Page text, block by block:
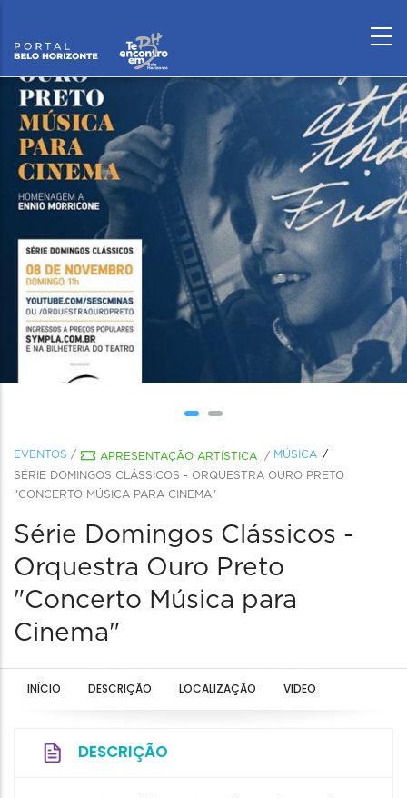
EVENTOS / APRESENTAÇÃO ARTÍSTICA / MÚSICA
SÉRIE DOMINGOS CLÁSSICOS - ORQUESTRA OURO PRETO
"CONCERTO MÚSICA PARA CINEMA"
Série Domingos Clássicos -
Orquestra Ouro Preto
"Concerto Música para
Cinema"
INÍCIO DESCRIÇÃO LOCALIZAÇÃO VIDEO
DESCRIÇÃO